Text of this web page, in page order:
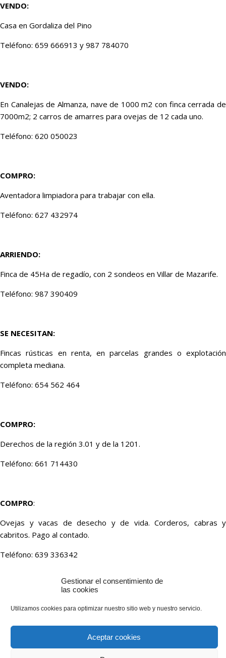
Gestionar el consentimiento de
las cookies
Utilizamos cookies para optimizar nuestro sitio web y nuestro servicio.
Aceptar cookies
VENDO:
Casa en Gordaliza del Pino
Teléfono: 659 666913 y 987 784070
VENDO:
En Canalejas de Almanza, nave de 1000 m2 con finca cerrada de
7000m2; 2 carros de amarres para ovejas de 12 cada uno.
Teléfono: 620 050023
COMPRO:
Aventadora limpiadora para trabajar con ella.
Teléfono: 627 432974
ARRIENDO:
Finca de 45Ha de regadío, con 2 sondeos en Villar de Mazarife.
Teléfono: 987 390409
SE NECESITAN:
Fincas rústicas en renta, en parcelas grandes o explotación
completa mediana.
Teléfono: 654 562 464
COMPRO:
Derechos de la región 3.01 y de la 1201.
Teléfono: 661 714430
COMPRO:
Ovejas y vacas de desecho y de vida. Corderos, cabras y
cabritos. Pago al contado.
Teléfono: 639 336342
Paja, forraje y alfalfa.